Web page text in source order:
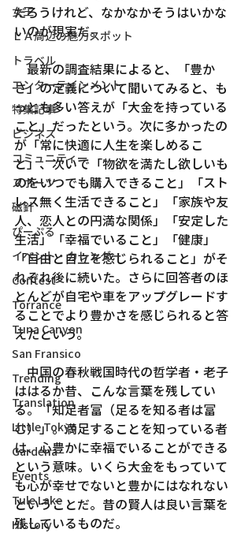
女王
ＬＡ周辺の魅力スポット
トラベル
エンターテインメント
特集記事
ビジネス
コミュニティー
スポーツ
磁針
ぴーぷる
イベント・カレンダー
Contest
Torrance
Tuna Canyon
San Fransico
Trending
Translation
Little Tokyo
Gardena
Events
Tule Lake
History
だろうけれど、なかなかそうはいかな
いのが現実だ。
最新の調査結果によると、「豊か
さ」の定義について聞いてみると、も
っとも多い答えが「大金を持っている
こと」だったという。次に多かったの
が「常に快適に人生を楽しめるこ
と」、次いで「物欲を満たし欲しいも
のをいつでも購入できること」「スト
レス無く生活できること」「家族や友
人、恋人との円満な関係」「安定した
生活」「幸福でいること」「健康」
「自由と自立を感じられること」がそ
れぞれ後に続いた。さらに回答者のほ
とんどが自宅や車をアップグレードす
ることでより豊かさを感じられると答
えたという。
中国の春秋戦国時代の哲学者・老子
ははるか昔、こんな言葉を残してい
る。「知足者富（足るを知る者は富
む）」。満足することを知っている者
は、心豊かに幸福でいることができる
という意味。いくら大金をもっていて
も心が幸せでないと豊かにはなれない
ということだ。昔の賢人は良い言葉を
残しているものだ。